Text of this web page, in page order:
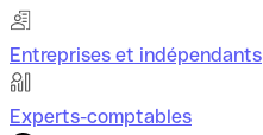
Entreprises et indépendants
Experts-comptables